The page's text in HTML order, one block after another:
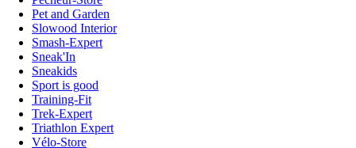
Pet and Garden
Slowood Interior
Smash-Expert
Sneak'In
Sneakids
Sport is good
Training-Fit
Trek-Expert
Triathlon Expert
Vélo-Store